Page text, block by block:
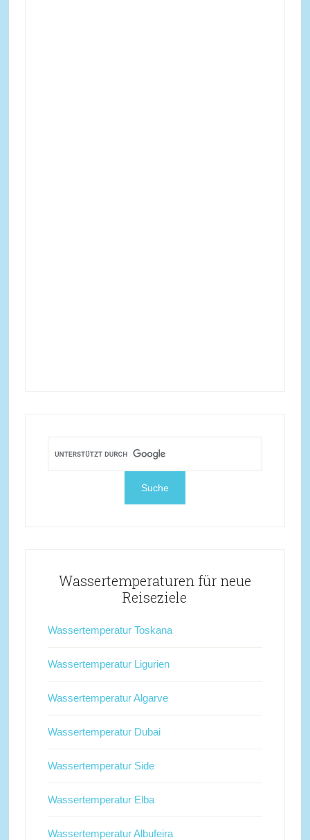
Wassertemperaturen für neue
Reiseziele
Wassertemperatur Toskana
Wassertemperatur Ligurien
Wassertemperatur Algarve
Wassertemperatur Dubai
Wassertemperatur Side
Wassertemperatur Elba
Wassertemperatur Albufeira